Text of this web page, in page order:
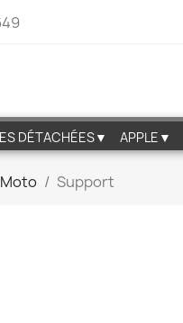
DÉTACHÉES▼ APPLE▼
Moto Support